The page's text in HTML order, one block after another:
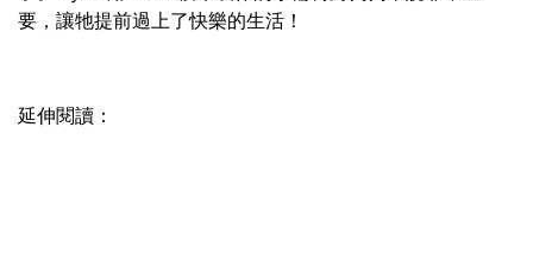
要，讓牠提前過上了快樂的生活！
延伸閱讀：